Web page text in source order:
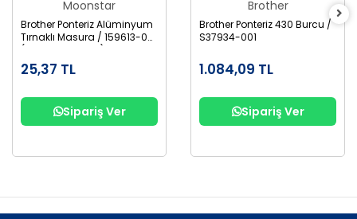
Moonstar
Brother Ponteriz Alüminyum
Tırnaklı Masura / 159613-001
(B1827-280-000)
25,37 TL
Sipariş Ver
Brother
Brother Ponteriz 430 Burcu /
S37934-001
1.084,09 TL
Sipariş Ver